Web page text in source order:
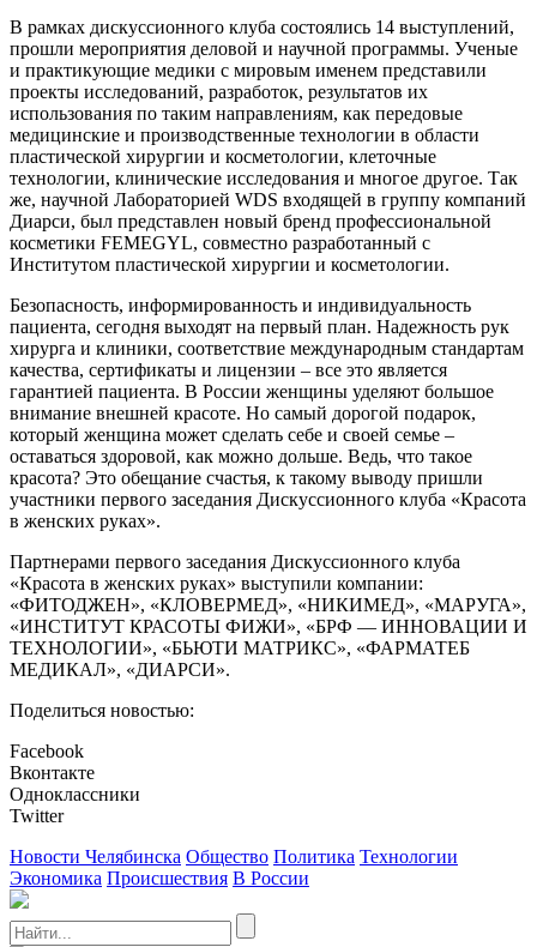
В рамках дискуссионного клуба состоялись 14 выступлений,
прошли мероприятия деловой и научной программы. Ученые
и практикующие медики с мировым именем представили
проекты исследований, разработок, результатов их
использования по таким направлениям, как передовые
медицинские и производственные технологии в области
пластической хирургии и косметологии, клеточные
технологии, клинические исследования и многое другое. Так
же, научной Лабораторией WDS входящей в группу компаний
Диарси, был представлен новый бренд профессиональной
косметики FEMEGYL, совместно разработанный с
Институтом пластической хирургии и косметологии.
Безопасность, информированность и индивидуальность
пациента, сегодня выходят на первый план. Надежность рук
хирурга и клиники, соответствие международным стандартам
качества, сертификаты и лицензии – все это является
гарантией пациента. В России женщины уделяют большое
внимание внешней красоте. Но самый дорогой подарок,
который женщина может сделать себе и своей семье –
оставаться здоровой, как можно дольше. Ведь, что такое
красота? Это обещание счастья, к такому выводу пришли
участники первого заседания Дискуссионного клуба «Красота
в женских руках».
Партнерами первого заседания Дискуссионного клуба
«Красота в женских руках» выступили компании:
«ФИТОДЖЕН», «КЛОВЕРМЕД», «НИКИМЕД», «МАРУГА»,
«ИНСТИТУТ КРАСОТЫ ФИЖИ», «БРФ — ИННОВАЦИИ И
ТЕХНОЛОГИИ», «БЬЮТИ МАТРИКС», «ФАРМАТЕБ
МЕДИКАЛ», «ДИАРСИ».
Поделиться новостью:
Facebook
Вконтакте
Одноклассники
Twitter
Новости Челябинска Общество Политика Технологии
Экономика Происшествия В России